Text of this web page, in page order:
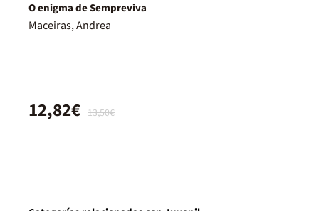
O enigma de Sempreviva
Maceiras, Andrea
13,50€
12,82€